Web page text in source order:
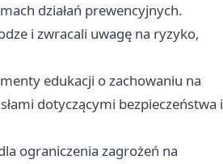
działań prewencyjnych.
i zwracali uwagę na ryzyko,
edukacji o zachowaniu na
dotyczącymi bezpieczeństwa i
ograniczenia zagrożeń na